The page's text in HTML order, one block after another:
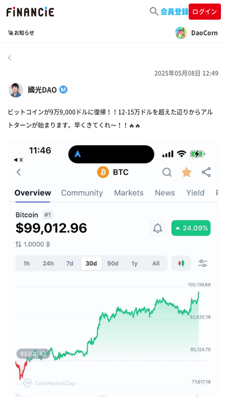
会員登録 ログイン
🚀 お知らせ DaoCorn
國光DAO
2025年05月08日 12:49
ビットコインが9万9,000ドルに復帰！！12-15万ドルを超えた辺りからアル
トターンが始まります。早くきてくれ〜！！🔥🔥